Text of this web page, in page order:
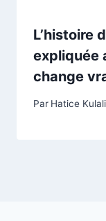
L’histoire
expliquée
change
Par Hatice Kulali